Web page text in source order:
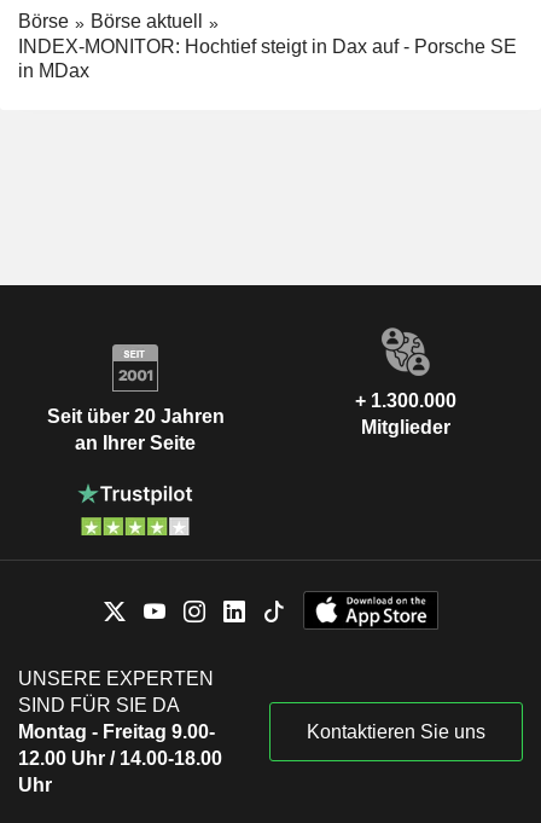
Börse
Börse aktuell
INDEX-MONITOR: Hochtief steigt in Dax auf - Porsche SE
in MDax
Seit über 20 Jahren
an Ihrer Seite
+ 1.300.000
Mitglieder
UNSERE EXPERTEN
SIND FÜR SIE DA
Montag - Freitag 9.00-
12.00 Uhr / 14.00-18.00
Uhr
Kontaktieren Sie uns